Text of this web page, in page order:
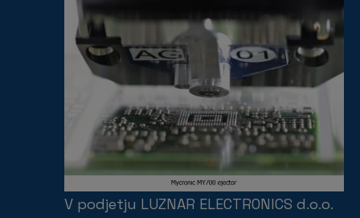
V podjetju LUZNAR ELECTRONICS d.o.o.